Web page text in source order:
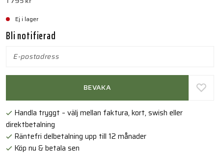
Ej i lager
Bli notifierad
BEVAKA
Handla tryggt – välj mellan faktura, kort, swish eller
direktbetalning
Räntefri delbetalning upp till 12 månader
Köp nu & betala sen